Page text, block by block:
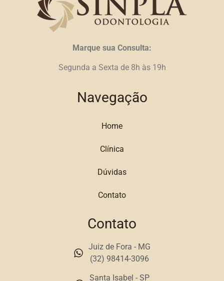
Marque sua Consulta:
Segunda a Sexta de 8h às 19h
Navegação
Home
Clínica
Dúvidas
Contato
Contato
Juiz de Fora - MG
(32) 98414-3096
Santa Isabel - SP